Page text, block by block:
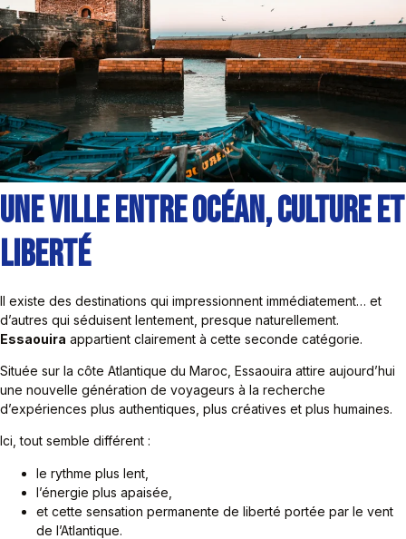
Une Ville Entre Océan, Culture et
Liberté
Il existe des destinations qui impressionnent immédiatement… et
d’autres qui séduisent lentement, presque naturellement.
Essaouira appartient clairement à cette seconde catégorie.
Située sur la côte Atlantique du Maroc, Essaouira attire aujourd’hui
une nouvelle génération de voyageurs à la recherche
d’expériences plus authentiques, plus créatives et plus humaines.
Ici, tout semble différent :
le rythme plus lent,
l’énergie plus apaisée,
et cette sensation permanente de liberté portée par le vent
de l’Atlantique.